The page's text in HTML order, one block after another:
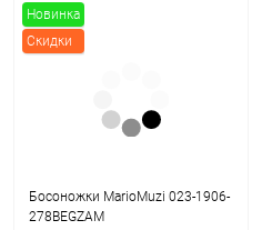
Новинка
Скидки
Босоножки MarioMuzi 023-1906-
278BEGZAM